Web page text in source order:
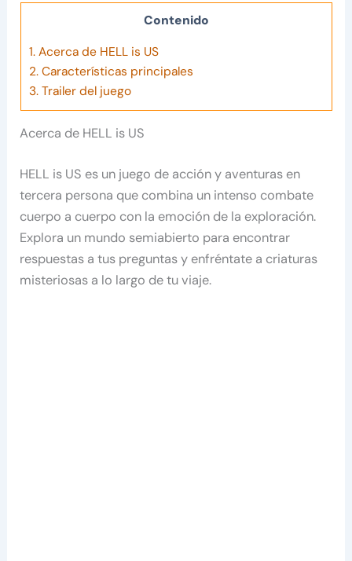
Contenido
1.Acerca de HELL is US
2.Características principales
3.Trailer del juego
Acerca de HELL is US
HELL is US es un juego de acción y aventuras en
tercera persona que combina un intenso combate
cuerpo a cuerpo con la emoción de la exploración.
Explora un mundo semiabierto para encontrar
respuestas a tus preguntas y enfréntate a criaturas
misteriosas a lo largo de tu viaje.